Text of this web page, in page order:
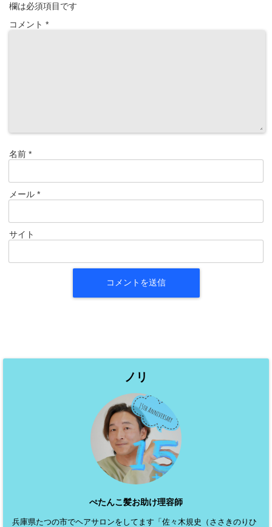
欄は必須項目です
コメント *
名前 *
メール *
サイト
ノリ
ぺたんこ髪お助け理容師
兵庫県たつの市でヘアサロンをしてます「佐々木規史（ささきのりひ